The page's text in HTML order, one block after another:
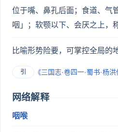
位于嘴、鼻孔后面；食道、气
咽」；软颚以下、会厌之上，
比喻形势险要，可掌控全局的
引 《三国志·卷四一·蜀书·杨洪
网络解释
咽喉